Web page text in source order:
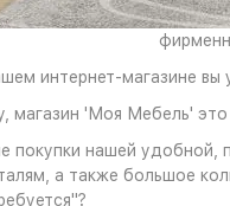
интернет-магазине
магазин 'Моя Мебель'
покупки нашей удобной,
а также большое